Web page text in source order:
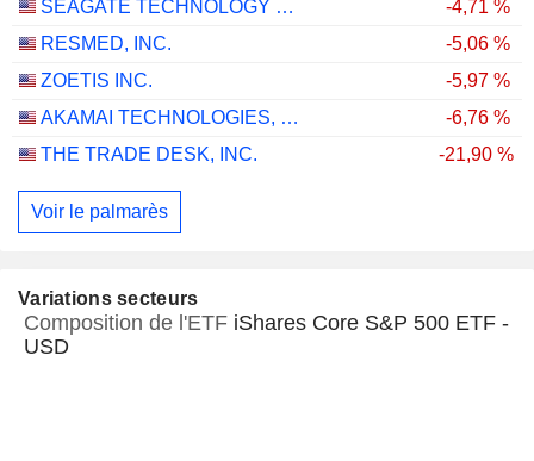
SEAGATE TECHNOLOGY HOLDINGS PLC
-4,71 %
RESMED, INC.
-5,06 %
ZOETIS INC.
-5,97 %
AKAMAI TECHNOLOGIES, INC.
-6,76 %
THE TRADE DESK, INC.
-21,90 %
Voir le palmarès
Variations secteurs
Composition de l'ETF iShares Core S&P 500 ETF -
USD